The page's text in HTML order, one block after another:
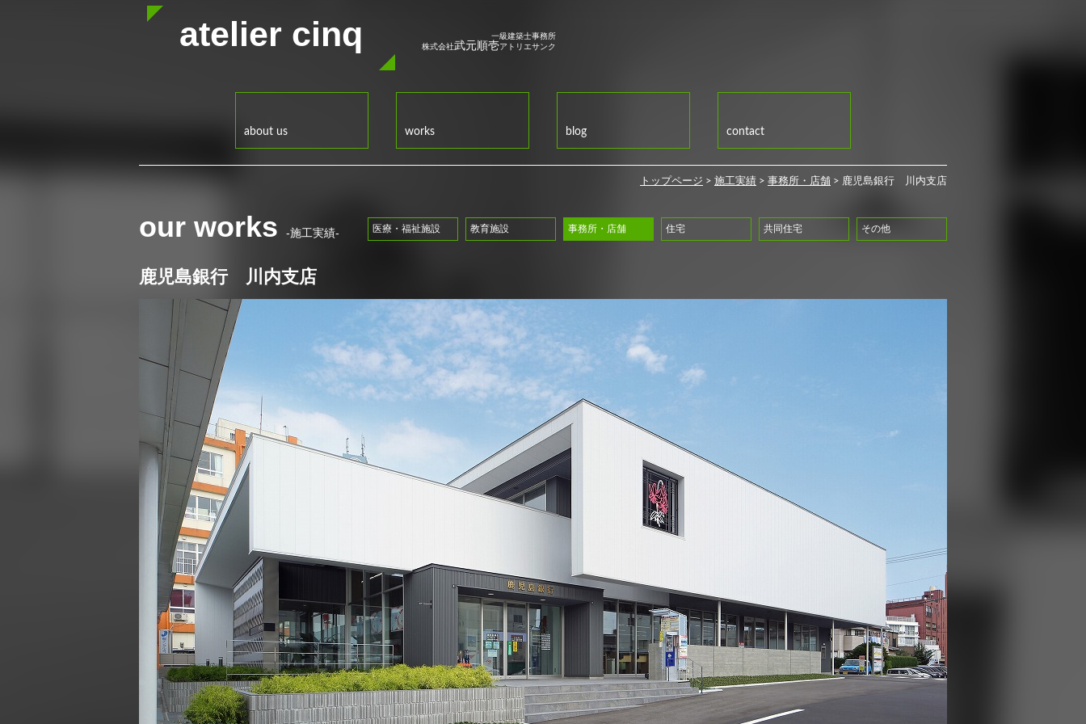
atelier cinq
一級建築士事務所
株式会社武元順壱アトリエサンク
about us works blog contact
トップページ > 施工実績 > 事務所・店舗 > 鹿児島銀行 川内支店
our works -施工実績- 医療・福祉施設 教育施設 事務所・店舗 住宅 共同住宅 その他
鹿児島銀行 川内支店